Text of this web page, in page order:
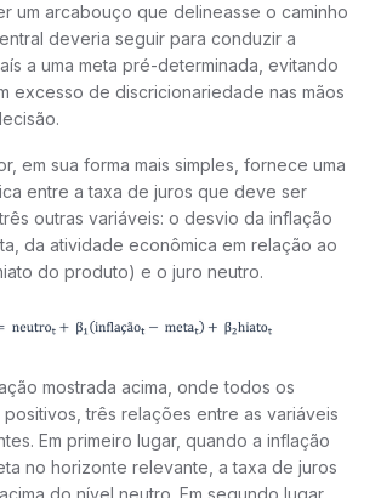
um arcabouço que delineasse o caminho
deveria seguir para conduzir a
a uma meta pré-determinada, evitando
excesso de discricionariedade nas mãos
em sua forma mais simples, fornece uma
entre a taxa de juros que deve ser
outras variáveis: o desvio da inflação
da atividade econômica em relação ao
do produto) e o juro neutro.
mostrada acima, onde todos os
três relações entre as variáveis
Em primeiro lugar, quando a inflação
no horizonte relevante, a taxa de juros
do nível neutro. Em segundo lugar,